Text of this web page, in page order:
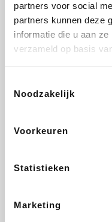
partners voor social
partners kunnen deze
informatie die u aan
verzameld op basis
Noodzakelijk
Voorkeuren
Statistieken
Marketing
All
DectDirect